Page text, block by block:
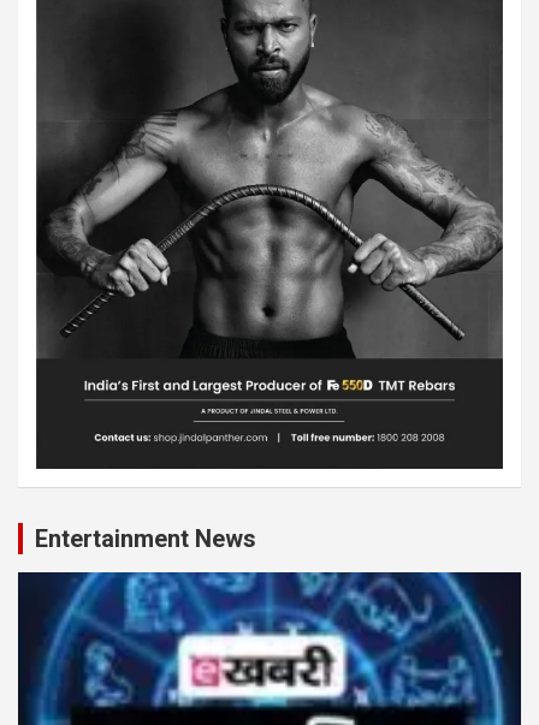
Entertainment News